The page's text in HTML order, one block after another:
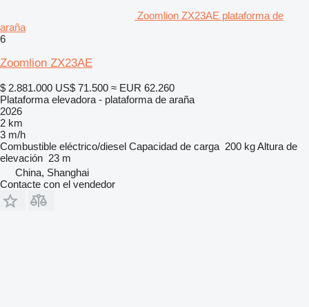
Zoomlion ZX23AE plataforma de
araña
6
Zoomlion ZX23AE
$ 2.881.000 US$ 71.500 ≈ EUR 62.260
Plataforma elevadora - plataforma de araña
2026
2 km
3 m/h
Combustible eléctrico/diesel Capacidad de carga 200 kgAltura de
elevación 23 m
China, Shanghai
Contacte con el vendedor